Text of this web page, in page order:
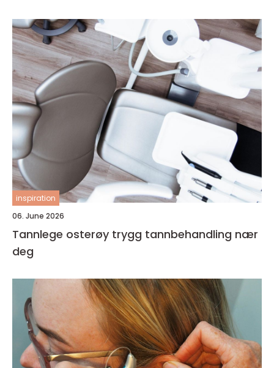
inspiration
06. June 2026
Tannlege osterøy trygg tannbehandling nær
deg